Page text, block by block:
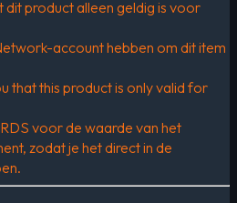
dit product alleen geldig is voor
account hebben om dit item
that this product is only valid for
voor de waarde van het
zodat je het direct in de